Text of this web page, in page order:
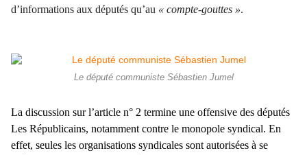
d’informations aux députés qu’au « compte-gouttes ».
Le député communiste Sébastien Jumel
La discussion sur l’article n° 2 termine une offensive des députés
Les Républicains, notamment contre le monopole syndical. En
effet, seules les organisations syndicales sont autorisées à se